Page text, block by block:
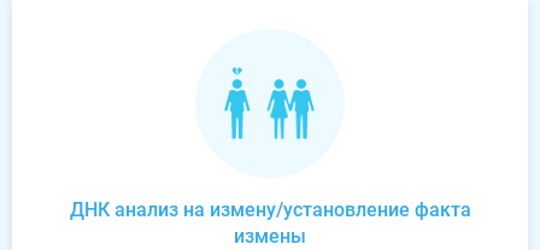
ДНК анализ на измену/установление факта
измены